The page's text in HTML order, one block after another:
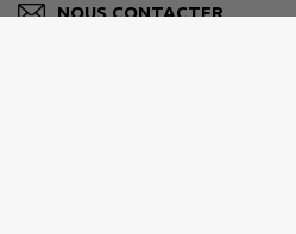
NOUS CONTACTER